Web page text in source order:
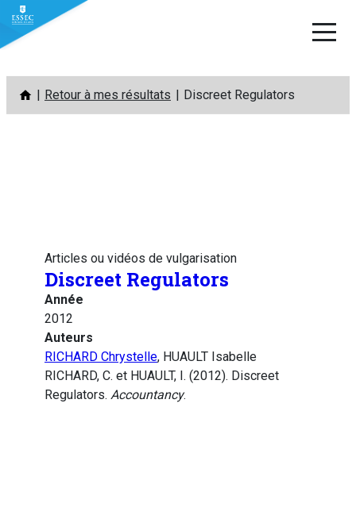
Aller
contenu
Retour à mes résultats Discreet Regulators
Articles ou vidéos de vulgarisation
Discreet Regulators
Année
2012
Auteurs
RICHARD Chrystelle, HUAULT Isabelle
RICHARD, C. et HUAULT, I. (2012). Discreet
Regulators. Accountancy.